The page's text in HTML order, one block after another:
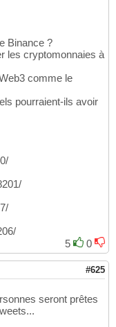
Binance ?
les cryptomonnaies à
comme le
pourraient-ils avoir
5
0
#625
seront prêtes